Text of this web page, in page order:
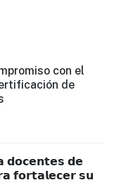
con el
de
𝗱𝗼𝗰𝗲𝗻𝘁𝗲𝘀 𝗱𝗲
𝗳𝗼𝗿𝘁𝗮𝗹𝗲𝗰𝗲𝗿 𝘀𝘂